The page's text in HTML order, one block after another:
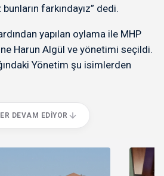
farkındayız” dedi.
yapılan oylama ile MHP
Harun Algül ve yönetimi seçildi.
Yönetim şu isimlerden
DEVAM EDIYOR